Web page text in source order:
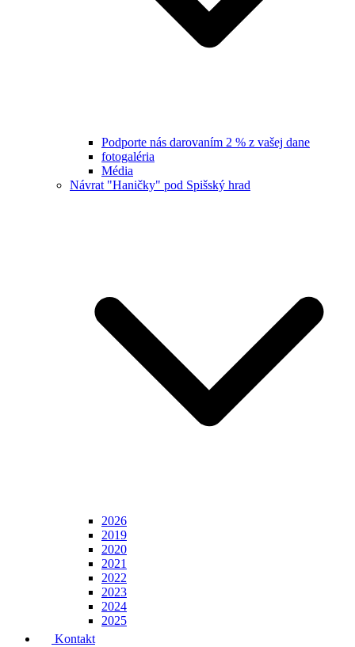
Podporte nás darovaním 2 % z vašej dane
fotogaléria
Média
Návrat "Haničky" pod Spišský hrad
2026
2019
2020
2021
2022
2023
2024
2025
Kontakt